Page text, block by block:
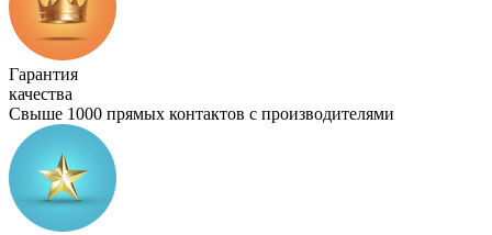
Гарантия
качества
Свыше 1000 прямых контактов с производителями